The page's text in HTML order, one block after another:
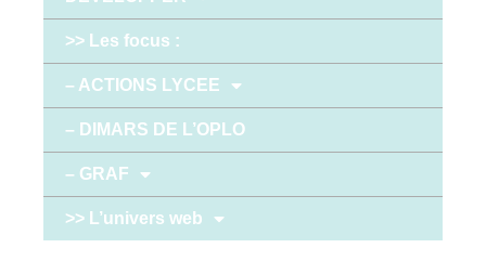
>> Les focus :
– ACTIONS LYCEE
– DIMARS DE L’OPLO
– GRAF
>> L’univers web